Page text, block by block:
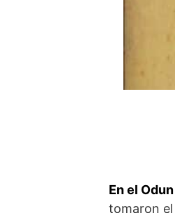
En el
tomaron